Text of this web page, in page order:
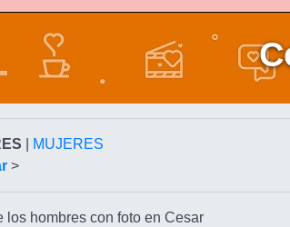
MUJERES
>
los hombres con foto en Cesar